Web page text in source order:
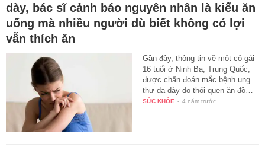
dày, bác sĩ cảnh báo nguyên nhân là kiểu ăn
uống mà nhiều người dù biết không có lợi
vẫn thích ăn
Gần đây, thông tin về một cô gái
16 tuổi ở Ninh Ba, Trung Quốc,
được chẩn đoán mắc bệnh ung
thư dạ dày do thói quen ăn đồ…
SỨC KHỎE - 4 năm trước